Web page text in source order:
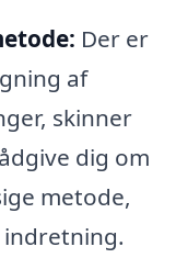
Der er
af
skinner
dig om
metode,